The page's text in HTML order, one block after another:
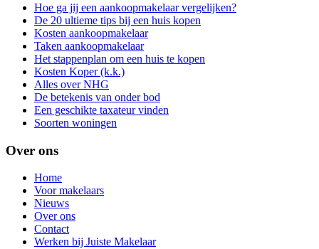
Hoe ga jij een aankoopmakelaar vergelijken?
De 20 ultieme tips bij een huis kopen
Kosten aankoopmakelaar
Taken aankoopmakelaar
Het stappenplan om een huis te kopen
Kosten Koper (k.k.)
Alles over NHG
De betekenis van onder bod
Een geschikte taxateur vinden
Soorten woningen
Over ons
Home
Voor makelaars
Nieuws
Over ons
Contact
Werken bij Juiste Makelaar